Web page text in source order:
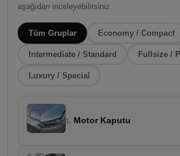
aşağıdan inceleyebilirsiniz.
Tüm Gruplar Economy / Compact
Intermediate / Standard Fullsize /
Luxury / Special
1. Motor Kaputu